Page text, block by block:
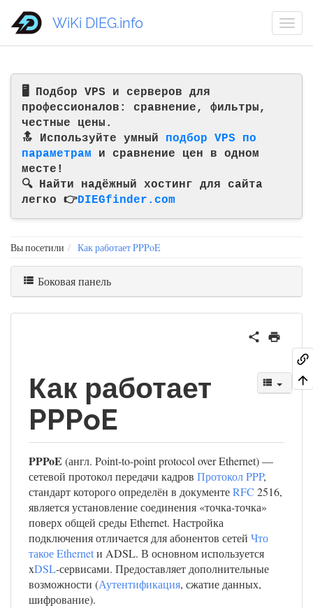
🖥️ Подбор VPS и серверов для
профессионалов: сравнение, фильтры,
честные цены.
🔝 Используйте умный подбор VPS по
параметрам и сравнение цен в одном
месте!
🔍 Найти надёжный хостинг для сайта
легко 👉DIEGfinder.com
WiKi DIEG.info
Вы посетили Как работает PPPoE
Боковая панель
Как работает
PPPoE
PPPoE (англ. Point-to-point protocol over Ethernet) —
сетевой протокол передачи кадров Протокол PPP,
стандарт которого определён в документеRFC 2516,
является установление соединения «точка-точка»
поверх общей среды Ethernet. Настройка
подключения отличается для абонентов сетей Что
такое Ethernetи ADSL. В основном используется
xDSL-сервисами. Предоставляет дополнительные
возможности (Аутентификация, сжатие данных,
шифрование).